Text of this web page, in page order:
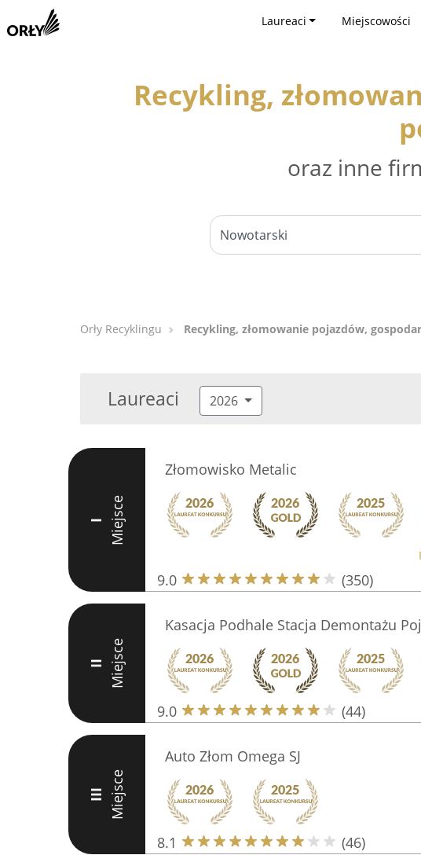
Laureaci Miejscowości
Recykling,
oraz inne
Orły Recyklingu Recykling, złomowanie pojazdów,
Laureaci 2026
I Miejsce
Złomowisko Metalic
9.0 (350)
II Miejsce
Kasacja Podhale Stacja Demontażu
9.0 (44)
III Miejsce
Auto Złom Omega SJ
8.1 (46)